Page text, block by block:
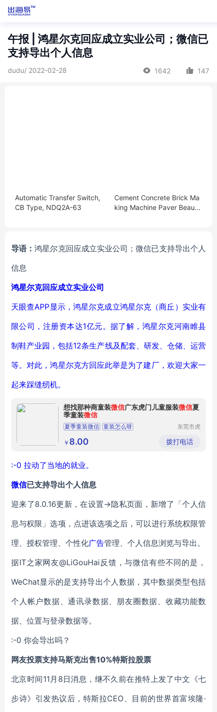
午报 | 鸿星尔克回应成立实业公司；微信已
支持导出个人信息
dudu/ 2022-02-28 1642 147
Automatic Transfer Switch,
CB Type, NDQ2A-63
Cement Concrete Brick Ma
king Machine Paver Beautif
导语：鸿星尔克回应成立实业公司；微信已支持导出个人
信息
鸿星尔克回应成立实业公司
天眼查APP显示，鸿星尔克成立鸿星尔克（商丘）实业有
限公司，注册资本达1亿元。据了解，鸿星尔克河南睢县
制鞋产业园，包括12条生产线及配套、研发、仓储、运营
等。对此，鸿星尔克方回应此举是为了建厂，欢迎大家一
起来踩缝纫机。
想找那种商童装微信广东虎门儿童服装微信夏
季童装微信
夏季童装微信 童装怎么呀
想找那种商童装
东莞市虎
饰经营部
￥ 8.00 拨打电话
:-0 拉动了当地的就业。
微信已支持导出个人信息
迎来了8.0.16更新，在设置->隐私页面，新增了「个人信
息与权限」选项，点进该选项之后，可以进行系统权限管
理、授权管理、个性化广告管理、个人信息浏览与导出。
据IT之家网友@LiGouHai反馈，与微信有些不同的是，
WeChat显示的是支持导出个人数据，其中数据类型包括
个人帐户数据、通讯录数据、朋友圈数据、收藏功能数
据、位置与登录数据等。
:-0 你会导出吗？
网友投票支持马斯克出售10%特斯拉股票
北京时间11月8日消息，继不久前在推特上发了中文《七
步诗》引发热议后，特斯拉CEO、目前的世界首富埃隆·